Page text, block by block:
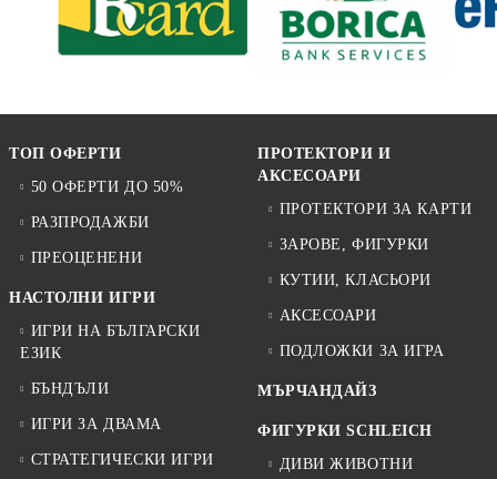
ТОП ОФЕРТИ
50 ОФЕРТИ ДО 50%
РАЗПРОДАЖБИ
ПРЕОЦЕНЕНИ
НАСТОЛНИ ИГРИ
ИГРИ НА БЪЛГАРСКИ
ЕЗИК
БЪНДЪЛИ
ИГРИ ЗА ДВАМА
СТРАТЕГИЧЕСКИ ИГРИ
ПРОТЕКТОРИ И
АКСЕСОАРИ
ПРОТЕКТОРИ ЗА КАРТИ
ЗАРОВЕ, ФИГУРКИ
КУТИИ, КЛАСЬОРИ
АКСЕСОАРИ
ПОДЛОЖКИ ЗА ИГРА
МЪРЧАНДАЙЗ
ФИГУРКИ SCHLEICH
ДИВИ ЖИВОТНИ